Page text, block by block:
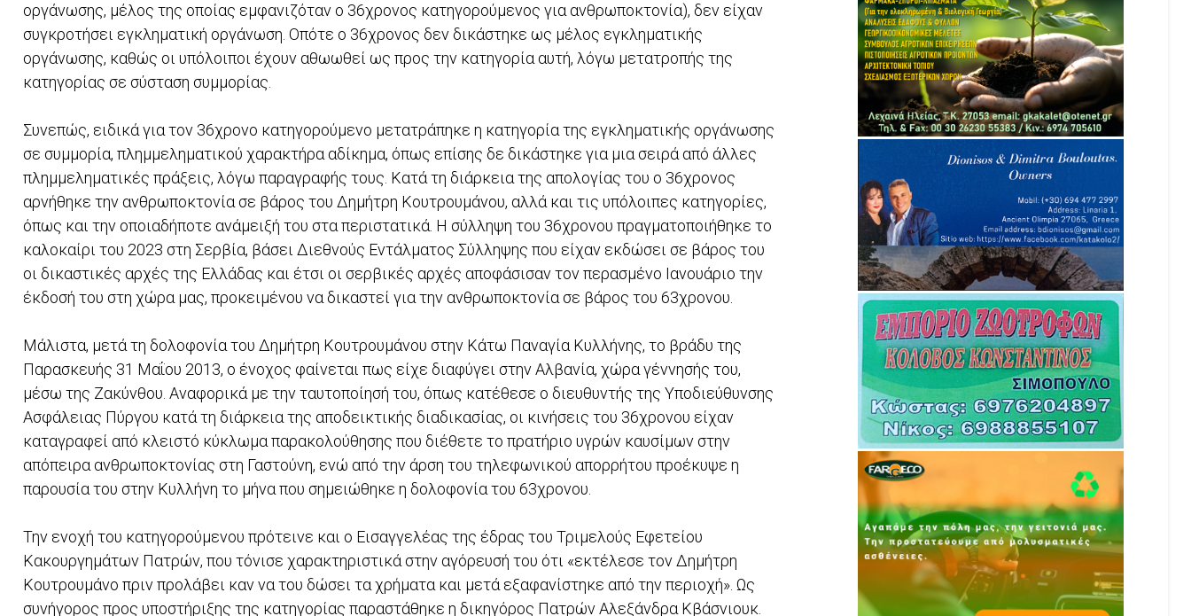
οργάνωσης, μέλος της οποίας εμφανιζόταν ο 36χρονος κατηγορούμενος για ανθρωποκτονία), δεν είχαν
συγκροτήσει εγκληματική οργάνωση. Οπότε ο 36χρονος δεν δικάστηκε ως μέλος εγκληματικής
οργάνωσης, καθώς οι υπόλοιποι έχουν αθωωθεί ως προς την κατηγορία αυτή, λόγω μετατροπής της
κατηγορίας σε σύσταση συμμορίας.
Συνεπώς, ειδικά για τον 36χρονο κατηγορούμενο μετατράπηκε η κατηγορία της εγκληματικής οργάνωσης
σε συμμορία, πλημμεληματικού χαρακτήρα αδίκημα, όπως επίσης δε δικάστηκε για μια σειρά από άλλες
πλημμεληματικές πράξεις, λόγω παραγραφής τους. Κατά τη διάρκεια της απολογίας του ο 36χρονος
αρνήθηκε την ανθρωποκτονία σε βάρος του Δημήτρη Κουτρουμάνου, αλλά και τις υπόλοιπες κατηγορίες,
όπως και την οποιαδήποτε ανάμειξή του στα περιστατικά. Η σύλληψη του 36χρονου πραγματοποιήθηκε το
καλοκαίρι του 2023 στη Σερβία, βάσει Διεθνούς Εντάλματος Σύλληψης που είχαν εκδώσει σε βάρος του
οι δικαστικές αρχές της Ελλάδας και έτσι οι σερβικές αρχές αποφάσισαν τον περασμένο Ιανουάριο την
έκδοσή του στη χώρα μας, προκειμένου να δικαστεί για την ανθρωποκτονία σε βάρος του 63χρονου.
Μάλιστα, μετά τη δολοφονία του Δημήτρη Κουτρουμάνου στην Κάτω Παναγία Κυλλήνης, το βράδυ της
Παρασκευής 31 Μαΐου 2013, ο ένοχος φαίνεται πως είχε διαφύγει στην Αλβανία, χώρα γέννησής του,
μέσω της Ζακύνθου. Αναφορικά με την ταυτοποίησή του, όπως κατέθεσε ο διευθυντής της Υποδιεύθυνσης
Ασφάλειας Πύργου κατά τη διάρκεια της αποδεικτικής διαδικασίας, οι κινήσεις του 36χρονου είχαν
καταγραφεί από κλειστό κύκλωμα παρακολούθησης που διέθετε το πρατήριο υγρών καυσίμων στην
απόπειρα ανθρωποκτονίας στη Γαστούνη, ενώ από την άρση του τηλεφωνικού απορρήτου προέκυψε η
παρουσία του στην Κυλλήνη το μήνα που σημειώθηκε η δολοφονία του 63χρονου.
Την ενοχή του κατηγορούμενου πρότεινε και ο Εισαγγελέας της έδρας του Τριμελούς Εφετείου
Κακουργημάτων Πατρών, που τόνισε χαρακτηριστικά στην αγόρευσή του ότι «εκτέλεσε τον Δημήτρη
Κουτρουμάνο πριν προλάβει καν να του δώσει τα χρήματα και μετά εξαφανίστηκε από την περιοχή». Ως
συνήγορος προς υποστήριξης της κατηγορίας παραστάθηκε η δικηγόρος Πατρών Αλεξάνδρα Κβάσνιουκ.